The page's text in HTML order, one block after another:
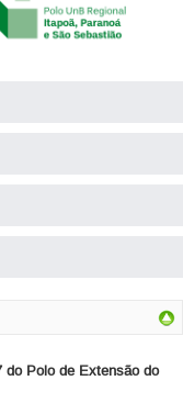
do Polo de Extensão do